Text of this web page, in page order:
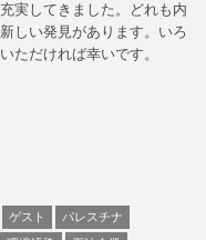
実してきました。どれも内
しい発見があります。いろ
ただければ幸いです。
ゲスト
パレスチナ